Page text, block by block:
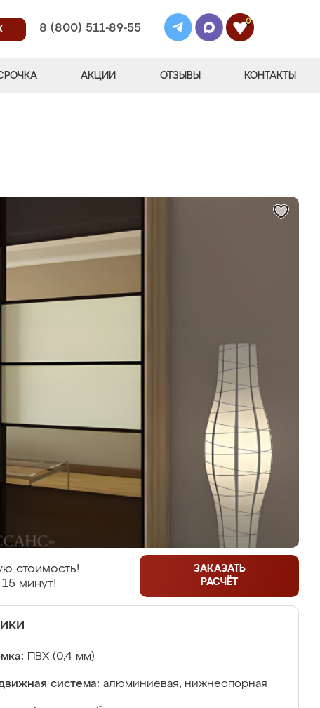
8 (800) 511-89-55
0
АКЦИИ ОТЗЫВЫ КОНТАКТЫ
стоимость!
минут!
ЗАКАЗАТЬ
РАСЧЁТ
ПВХ (0,4 мм)
система: алюминиевая, нижнеопорная